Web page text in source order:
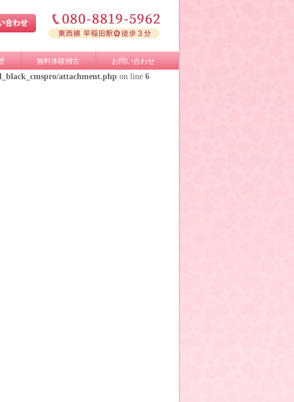
無料体験稽古 お問い合わせ
attachment.php on line 6